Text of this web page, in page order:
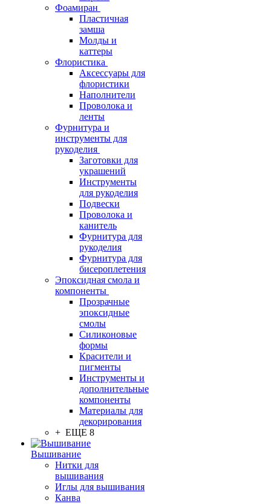
Фоамиран
Пластичная
замша
Молды и
каттеры
Флористика
Аксессуары для
флористики
Наполнители
Проволока и
ленты
Фурнитура и
инструменты для
рукоделия
Заготовки для
украшений
Инструменты
для рукоделия
Подвески
Проволока и
канитель
Фурнитура для
рукоделия
Фурнитура для
бисероплетения
Эпоксидная смола и
компоненты
Прозрачные
эпоксидные
смолы
Силиконовые
формы
Красители и
пигменты
Инструменты и
дополнительные
компоненты
Материалы для
декорирования
+ ЕЩЕ 8
Вышивание
Нитки для
вышивания
Иглы для вышивания
Канва